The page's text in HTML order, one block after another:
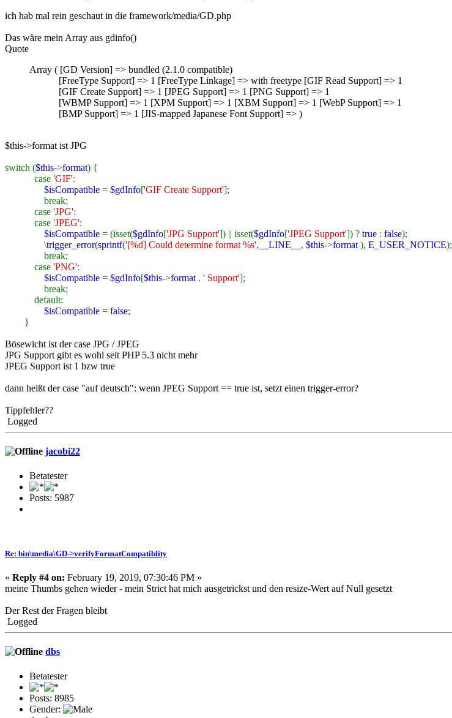
ich hab mal rein geschaut in die framework/media/GD.php
Das wäre mein Array aus gdinfo()
Quote
Array ( [GD Version] => bundled (2.1.0 compatible)
[FreeType Support] => 1 [FreeType Linkage] => with freetype [GIF Read Support] => 1
[GIF Create Support] => 1 [JPEG Support] => 1 [PNG Support] => 1
[WBMP Support] => 1 [XPM Support] => 1 [XBM Support] => 1 [WebP Support] => 1
[BMP Support] => 1 [JIS-mapped Japanese Font Support] => )
$this->format ist JPG
switch ($this->format) {
case 'GIF':
$isCompatible = $gdInfo['GIF Create Support'];
break;
case 'JPG':
case 'JPEG':
$isCompatible = (isset($gdInfo['JPG Support']) || isset($gdInfo['JPEG Support']) ? true : false);
\trigger_error(sprintf('[%d] Could determine format %s', __LINE__ , $this->format ), E_USER_NOTICE);
break;
case 'PNG':
$isCompatible = $gdInfo[$this->format . ' Support'];
break;
default:
$isCompatible = false;
}
Bösewicht ist der case JPG / JPEG
JPG Support gibt es wohl seit PHP 5.3 nicht mehr
JPEG Support ist 1 bzw true
dann heißt der case "auf deutsch": wenn JPEG Support == true ist, setzt einen trigger-error?
Tippfehler??
Logged
jacobi22
Betatester
Posts: 5987
Re: bin\media\GD->verifyFormatCompatiblity
« Reply #4 on: February 19, 2019, 07:30:46 PM »
meine Thumbs gehen wieder - mein Strict hat mich ausgetrickst und den resize-Wert auf Null gesetzt
Der Rest der Fragen bleibt
Logged
dbs
Betatester
Posts: 8985
Gender: